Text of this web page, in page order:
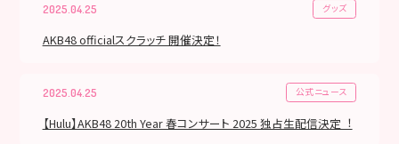
2025.04.25 グッズ
AKB48 officialスクラッチ 開催決定！
2025.04.25 公式ニュース
【Hulu】AKB48 20th Year 春コンサート 2025 独占⽣配信決定︕